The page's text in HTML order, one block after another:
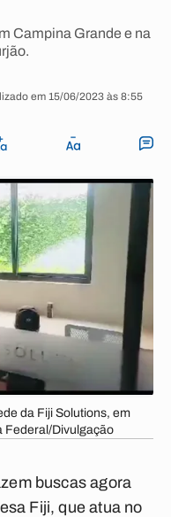
Campina Grande e na
em 15/06/2023 às 8:55
da Fiji Solutions, em
Federal/Divulgação
buscas agora
Fiji, que atua no